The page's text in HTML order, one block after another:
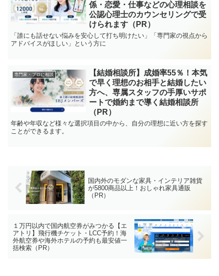
係・恋愛・仕事などの心理相談を
公認心理士のカウンセリングで受
けられます（PR）
「誰にも話せない悩みを安心して打ち明けたい」「専門家の視点から
アドバイスがほしい」という方に
専門家・プロに相談
【結婚相談所】成婚率55％！本気
で早く理想のお相手と結婚したい
方へ、専属スタッフの手厚いサポ
ートで婚約まで導く結婚相談所
（PR）
年齢や年収など様々な選択項目の中から、自分の理想に近い方を探す
ことができるます。
国内外のモダンな家具・インテリア雑貨
が5800商品以上！おしゃれ家具通販
（PR）
１万円以内で国内航空券がみつかる【エ
アトリ】飛行機チケット・LCC予約！海
外航空券や海外ホテルの予約も最安値一
括検索（PR）